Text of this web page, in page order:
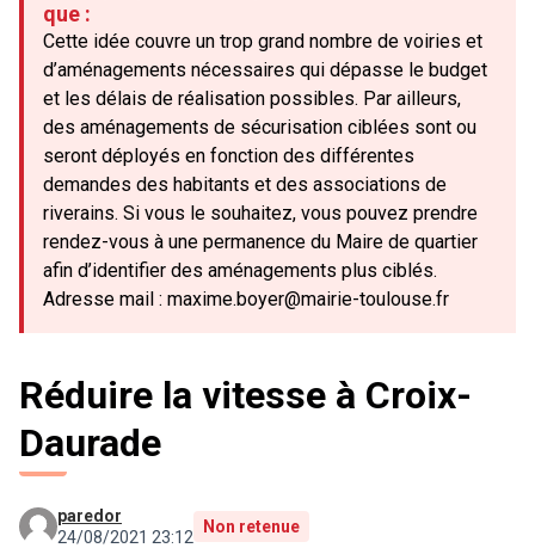
que :
Cette idée couvre un trop grand nombre de voiries et
d’aménagements nécessaires qui dépasse le budget
et les délais de réalisation possibles. Par ailleurs,
des aménagements de sécurisation ciblées sont ou
seront déployés en fonction des différentes
demandes des habitants et des associations de
riverains. Si vous le souhaitez, vous pouvez prendre
rendez-vous à une permanence du Maire de quartier
afin d’identifier des aménagements plus ciblés.
Adresse mail : maxime.boyer@mairie-toulouse.fr
Réduire la vitesse à Croix-
Daurade
paredor
24/08/2021 23:12
Non retenue